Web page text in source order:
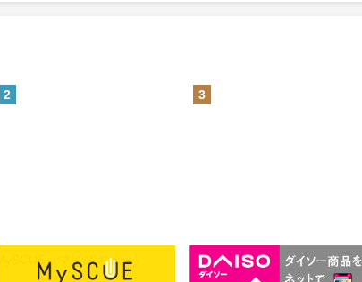
MySCUE（マイスキュー）
2
公式通販【ダイソーネットスト
ア】
3